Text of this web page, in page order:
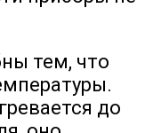
тем, что
до